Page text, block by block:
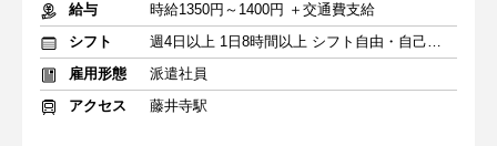
給与
時給1350円～1400円 ＋交通費支給
シフト
週4日以上 1日8時間以上 シフト自由・自己申告
雇用形態
派遣社員
アクセス
藤井寺駅